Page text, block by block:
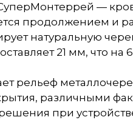
—
продолжением и
натуральную
21 мм, что
рельеф
различными
при